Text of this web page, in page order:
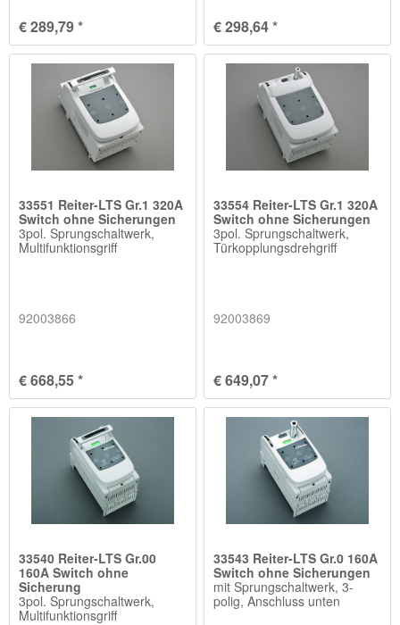
€ 289,79 * € 298,64 *
33551 Reiter-LTS Gr.1 320A
Switch ohne Sicherungen
3pol. Sprungschaltwerk,
Multifunktionsgriff
92003866
€ 668,55 *
33554 Reiter-LTS Gr.1 320A
Switch ohne Sicherungen
3pol. Sprungschaltwerk,
Türkopplungsdrehgriff
92003869
€ 649,07 *
33540 Reiter-LTS Gr.00
160A Switch ohne
Sicherung
3pol. Sprungschaltwerk,
Multifunktionsgriff
33543 Reiter-LTS Gr.0 160A
Switch ohne Sicherungen
mit Sprungschaltwerk, 3-
polig, Anschluss unten